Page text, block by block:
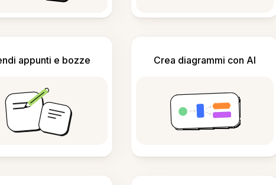
appunti e bozze Crea diagrammi con AI